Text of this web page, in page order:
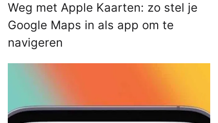
Weg met Apple Kaarten: zo stel je
Google Maps in als app om te
navigeren